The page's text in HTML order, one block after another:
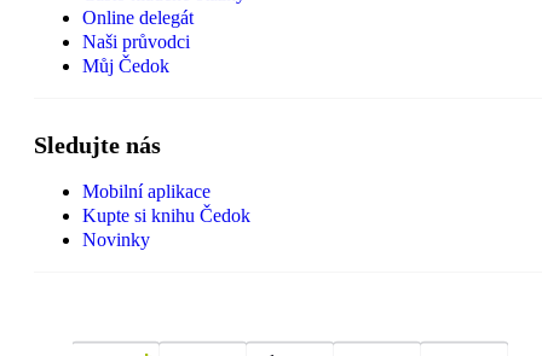
Online delegát
Naši průvodci
Můj Čedok
Sledujte nás
Mobilní aplikace
Kupte si knihu Čedok
Novinky